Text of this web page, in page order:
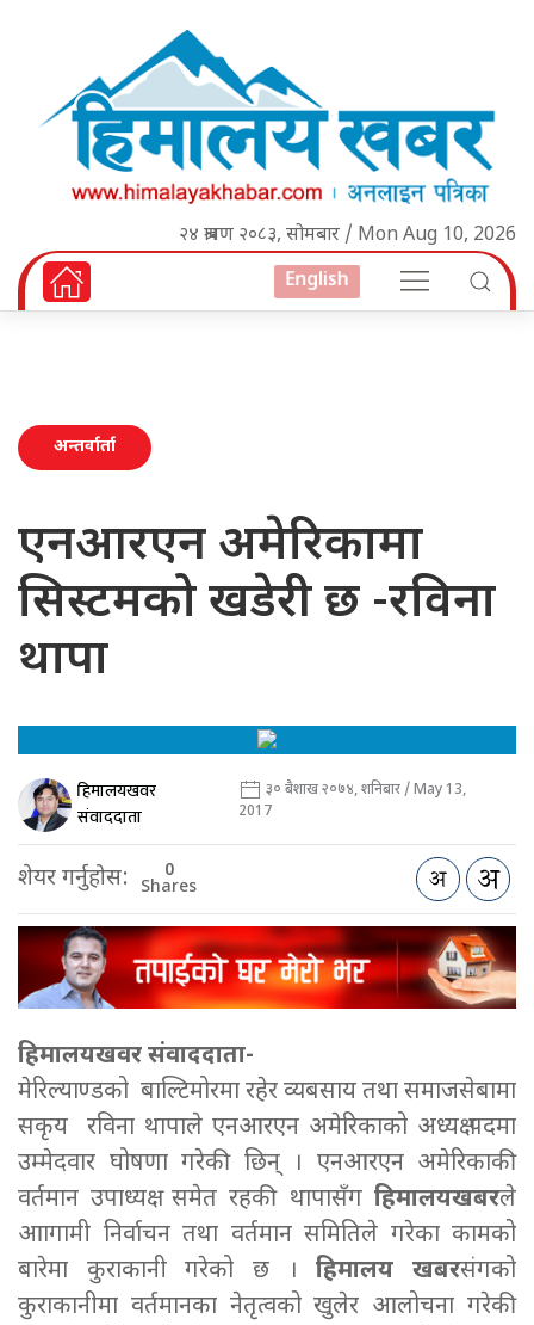
२४ श्रावण २०८३, सोमबार / Mon Aug 10, 2026
English
अन्तर्वार्ता
एनआरएन अमेरिकामा
सिस्टमको खडेरी छ -रविना
थापा
हिमालयखवर
संवाददाता
३० बैशाख २०७४, शनिबार / May 13,
2017
शेयर गर्नुहोस: 0
Shares
हिमालयखवर संवाददाता-
मेरिल्याण्डको बाल्टिमोरमा रहेर व्यबसाय तथा समाजसेबामा
सकृय रविना थापाले एनआरएन अमेरिकाको अध्यक्ष पदमा
उम्मेदवार घोषणा गरेकी छिन् । एनआरएन अमेरिकाकी
वर्तमानउपाध्यक्षसमेत रहकी थापासँगहिमालयखबरले
आागामी निर्वाचन तथा वर्तमान समितिले गरेका कामको
बारेमा कुराकानी गरेको छ ।हिमालय खबरसंगको
कुराकानीमा वर्तमानका नेतृत्वको खुलेर आलोचना गरेकी